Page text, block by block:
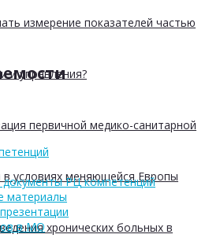
измерение показателей частью
и управления?
первичной медико-санитарной
условиях меняющейся Европы
хронических больных в
РЦ компетенций
материалы
в МО